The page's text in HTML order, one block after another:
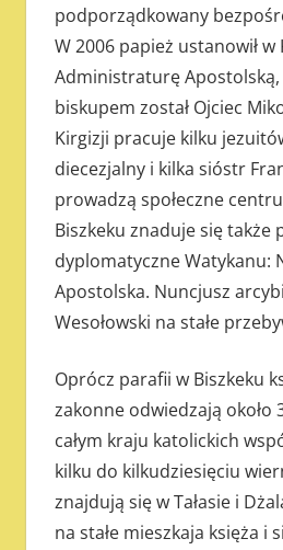
podporządkowany
W 2006 papież ustanowił w
Administraturę
biskupem został Ojciec
Kirgizji pracuje kilku
diecezjalny i kilka sióstr
prowadzą społeczne
Biszkeku znaduje się także
dyplomatyczne Watykanu:
Apostolska. Nuncjusz
Wesołowski na stałe
Oprócz parafii w Biszkeku
zakonne odwiedzają około
całym kraju katolickich
kilku do kilkudziesięciu
znajdują się w Tałasie i
na stałe mieszkaja księża i